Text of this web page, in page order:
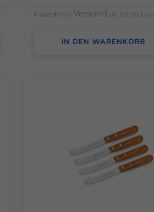
Kostenfreier Versand ab 50,00 Euro
IN DEN WARENKORB